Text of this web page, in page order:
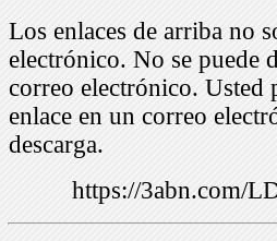
Los enlaces de arriba no
electrónico. No se puede
correo electrónico. Usted
enlace en un correo
descarga.
https://3abn.com/